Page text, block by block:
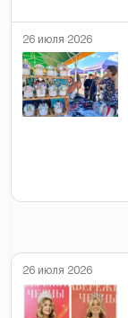
26 июля 2026
26 июля 2026